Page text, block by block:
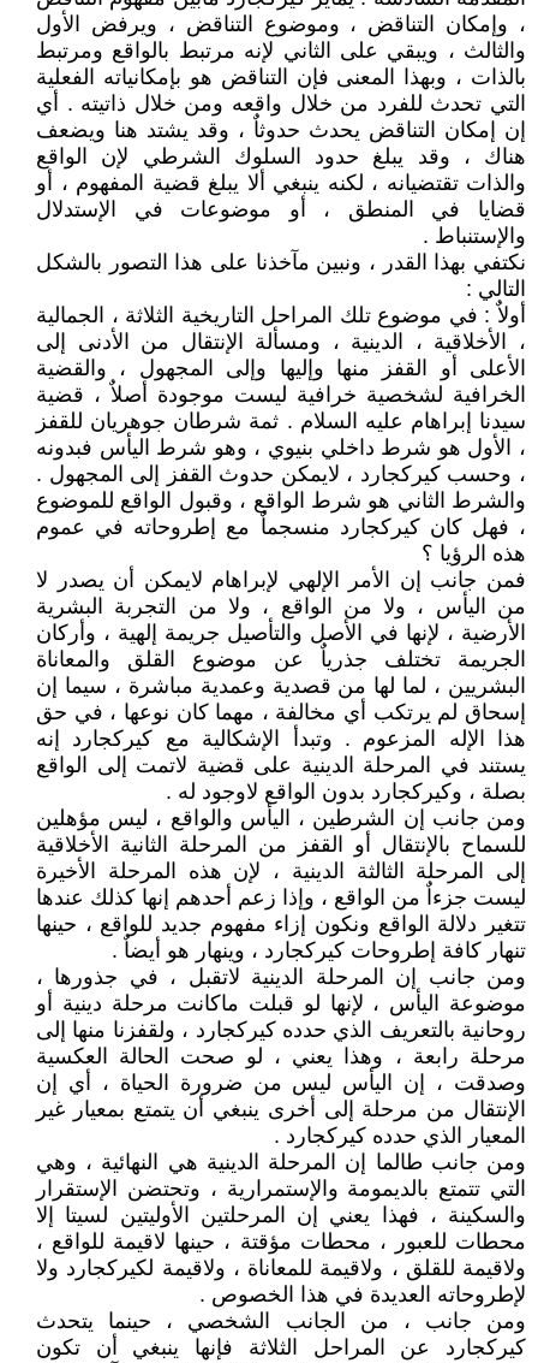
، وإمكان التناقض ، وموضوع التناقض ، ويرفض الأول
والثالث ، ويبقي على الثاني لإنه مرتبط بالواقع ومرتبط
بالذات ، وبهذا المعنى فإن التناقض هو بإمكانياته الفعلية
التي تحدث للفرد من خلال واقعه ومن خلال ذاتيته . أي
إن إمكان التناقض يحدث حدوثاٌ ، وقد يشتد هنا ويضعف
هناك ، وقد يبلغ حدود السلوك الشرطي لإن الواقع
والذات تقتضيانه ، لكنه ينبغي ألا يبلغ قضية المفهوم ، أو
قضايا في المنطق ، أو موضوعات في الإستدلال
والإستنباط .
نكتفي بهذا القدر ، ونبين مآخذنا على هذا التصور بالشكل
التالي :
أولاٌ : في موضوع تلك المراحل التاريخية الثلاثة ، الجمالية
، الأخلاقية ، الدينية ، ومسألة الإنتقال من الأدنى إلى
الأعلى أو القفز منها وإليها وإلى المجهول ، والقضية
الخرافية لشخصية خرافية ليست موجودة أصلاٌ ، قضية
سيدنا إبراهام عليه السلام . ثمة شرطان جوهريان للقفز
، الأول هو شرط داخلي بنيوي ، وهو شرط اليأس فبدونه
، وحسب كيركجارد ، لايمكن حدوث القفز إلى المجهول .
والشرط الثاني هو شرط الواقع ، وقبول الواقع للموضوع
، فهل كان كيركجارد منسجماٌ مع إطروحاته في عموم
هذه الرؤيا ؟
فمن جانب إن الأمر الإلهي لإبراهام لايمكن أن يصدر لا
من اليأس ، ولا من الواقع ، ولا من التجربة البشرية
الأرضية ، لإنها في الأصل والتأصيل جريمة إلهية ، وأركان
الجريمة تختلف جذرياٌ عن موضوع القلق والمعاناة
البشريين ، لما لها من قصدية وعمدية مباشرة ، سيما إن
إسحاق لم يرتكب أي مخالفة ، مهما كان نوعها ، في حق
هذا الإله المزعوم . وتبدأ الإشكالية مع كيركجارد إنه
يستند في المرحلة الدينية على قضية لاتمت إلى الواقع
بصلة ، وكيركجارد بدون الواقع لاوجود له .
ومن جانب إن الشرطين ، اليأس والواقع ، ليس مؤهلين
للسماح بالإنتقال أو القفز من المرحلة الثانية الأخلاقية
إلى المرحلة الثالثة الدينية ، لإن هذه المرحلة الأخيرة
ليست جزءاٌ من الواقع ، وإذا زعم أحدهم إنها كذلك عندها
تتغير دلالة الواقع ونكون إزاء مفهوم جديد للواقع ، حينها
تنهار كافة إطروحات كيركجارد ، وينهار هو أيضاٌ .
ومن جانب إن المرحلة الدينية لاتقبل ، في جذورها ،
موضوعة اليأس ، لإنها لو قبلت ماكانت مرحلة دينية أو
روحانية بالتعريف الذي حدده كيركجارد ، ولقفزنا منها إلى
مرحلة رابعة ، وهذا يعني ، لو صحت الحالة العكسية
وصدقت ، إن اليأس ليس من ضرورة الحياة ، أي إن
الإنتقال من مرحلة إلى أخرى ينبغي أن يتمتع بمعيار غير
المعيار الذي حدده كيركجارد .
ومن جانب طالما إن المرحلة الدينية هي النهائية ، وهي
التي تتمتع بالديمومة والإستمرارية ، وتحتضن الإستقرار
والسكينة ، فهذا يعني إن المرحلتين الأوليتين لسيتا إلا
محطات للعبور ، محطات مؤقتة ، حينها لاقيمة للواقع ،
ولاقيمة للقلق ، ولاقيمة للمعاناة ، ولاقيمة لكيركجارد ولا
لإطروحاته العديدة في هذا الخصوص .
ومن جانب ، من الجانب الشخصي ، حينما يتحدث
كيركجارد عن المراحل الثلاثة فإنها ينبغي أن تكون